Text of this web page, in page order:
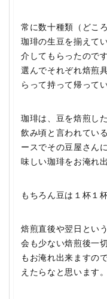
常に数十種類（どこ
珈琲の生豆を揃えて
介してもらったので
選んでそれぞれ焙煎
らって持って帰ってい
珈琲は、豆を焙煎し
飲み頃と言われてい
ースでその豆屋さん
味しい珈琲をお淹れ
もちろん豆は１杯１
焙煎直後や翌日とい
会も少ない焙煎後一
もお淹れ出来ますの
えたらなと思います。